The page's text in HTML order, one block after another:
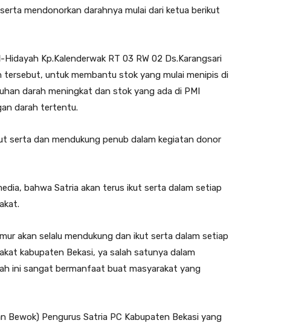
mendonorkan darahnya mulai dari ketua berikut
Kp.Kalenderwak RT 03 RW 02 Ds.Karangsari
tersebut, untuk membantu stok yang mulai menipis di
darah meningkat dan stok yang ada di PMI
darah tertentu.
serta dan mendukung penub dalam kegiatan donor
bahwa Satria akan terus ikut serta dalam setiap
akan selalu mendukung dan ikut serta dalam setiap
kabupaten Bekasi, ya salah satunya dalam
ini sangat bermanfaat buat masyarakat yang
Bewok) Pengurus Satria PC Kabupaten Bekasi yang